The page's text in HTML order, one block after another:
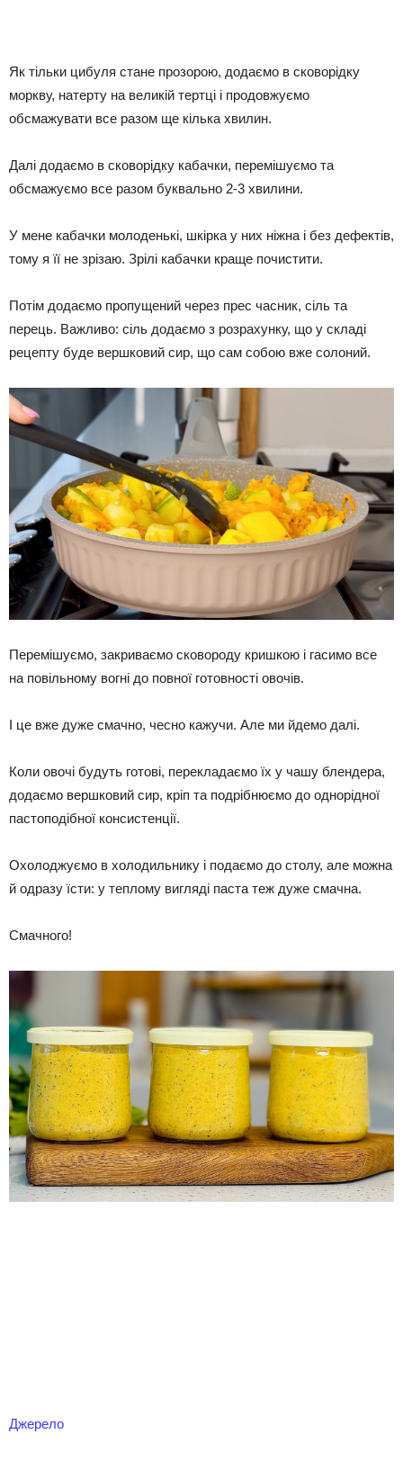
Як тільки цибуля стане прозорою, додаємо в сковорідку
моркву, натерту на великій тертці і продовжуємо
обсмажувати все разом ще кілька хвилин.
Далі додаємо в сковорідку кабачки, перемішуємо та
обсмажуємо все разом буквально 2-3 хвилини.
У мене кабачки молоденькі, шкірка у них ніжна і без дефектів,
тому я її не зрізаю. Зрілі кабачки краще почистити.
Потім додаємо пропущений через прес часник, сіль та
перець. Важливо: сіль додаємо з розрахунку, що у складі
рецепту буде вершковий сир, що сам собою вже солоний.
Перемішуємо, закриваємо сковороду кришкою і гасимо все
на повільному вогні до повної готовності овочів.
І це вже дуже смачно, чесно кажучи. Але ми йдемо далі.
Коли овочі будуть готові, перекладаємо їх у чашу блендера,
додаємо вершковий сир, кріп та подрібнюємо до однорідної
пастоподібної консистенції.
Охолоджуємо в холодильнику і подаємо до столу, але можна
й одразу їсти: у теплому вигляді паста теж дуже смачна.
Смачного!
Джерело